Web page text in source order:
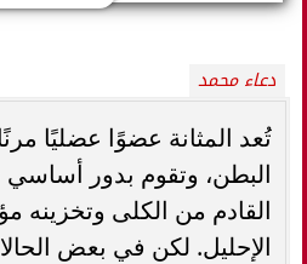
دعاء محمد
تُعد المثانة عضوًا عضليًا
البطن، وتقوم بدور أساسي
القادم من الكلى وتخزينه
الإحليل. لكن في بعض